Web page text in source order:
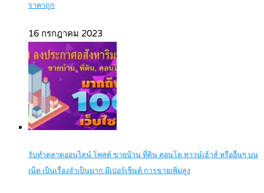
ราคาถูก
16 กรกฎาคม 2023
รับทำตลาดออนไลน์ โพสต์ ขายบ้าน ที่ดิน คอนโด ทาวน์เฮ้าส์ หรืออื่นๆ บน
เน็ต เป็นเรื่องจำเป็นมาก มีเปอร์เซ็นต์ การขายเพิ่มสูง